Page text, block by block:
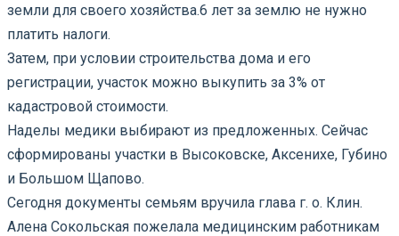
земли для своего хозяйства.6 лет за землю не нужно
платить налоги.
Затем, при условии строительства дома и его
регистрации, участок можно выкупить за 3% от
кадастровой стоимости.
Наделы медики выбирают из предложенных. Сейчас
сформированы участки в Высоковске, Аксенихе, Губино
и Большом Щапово.
Сегодня документы семьям вручила глава г. о. Клин.
Алена Сокольская пожелала медицинским работникам